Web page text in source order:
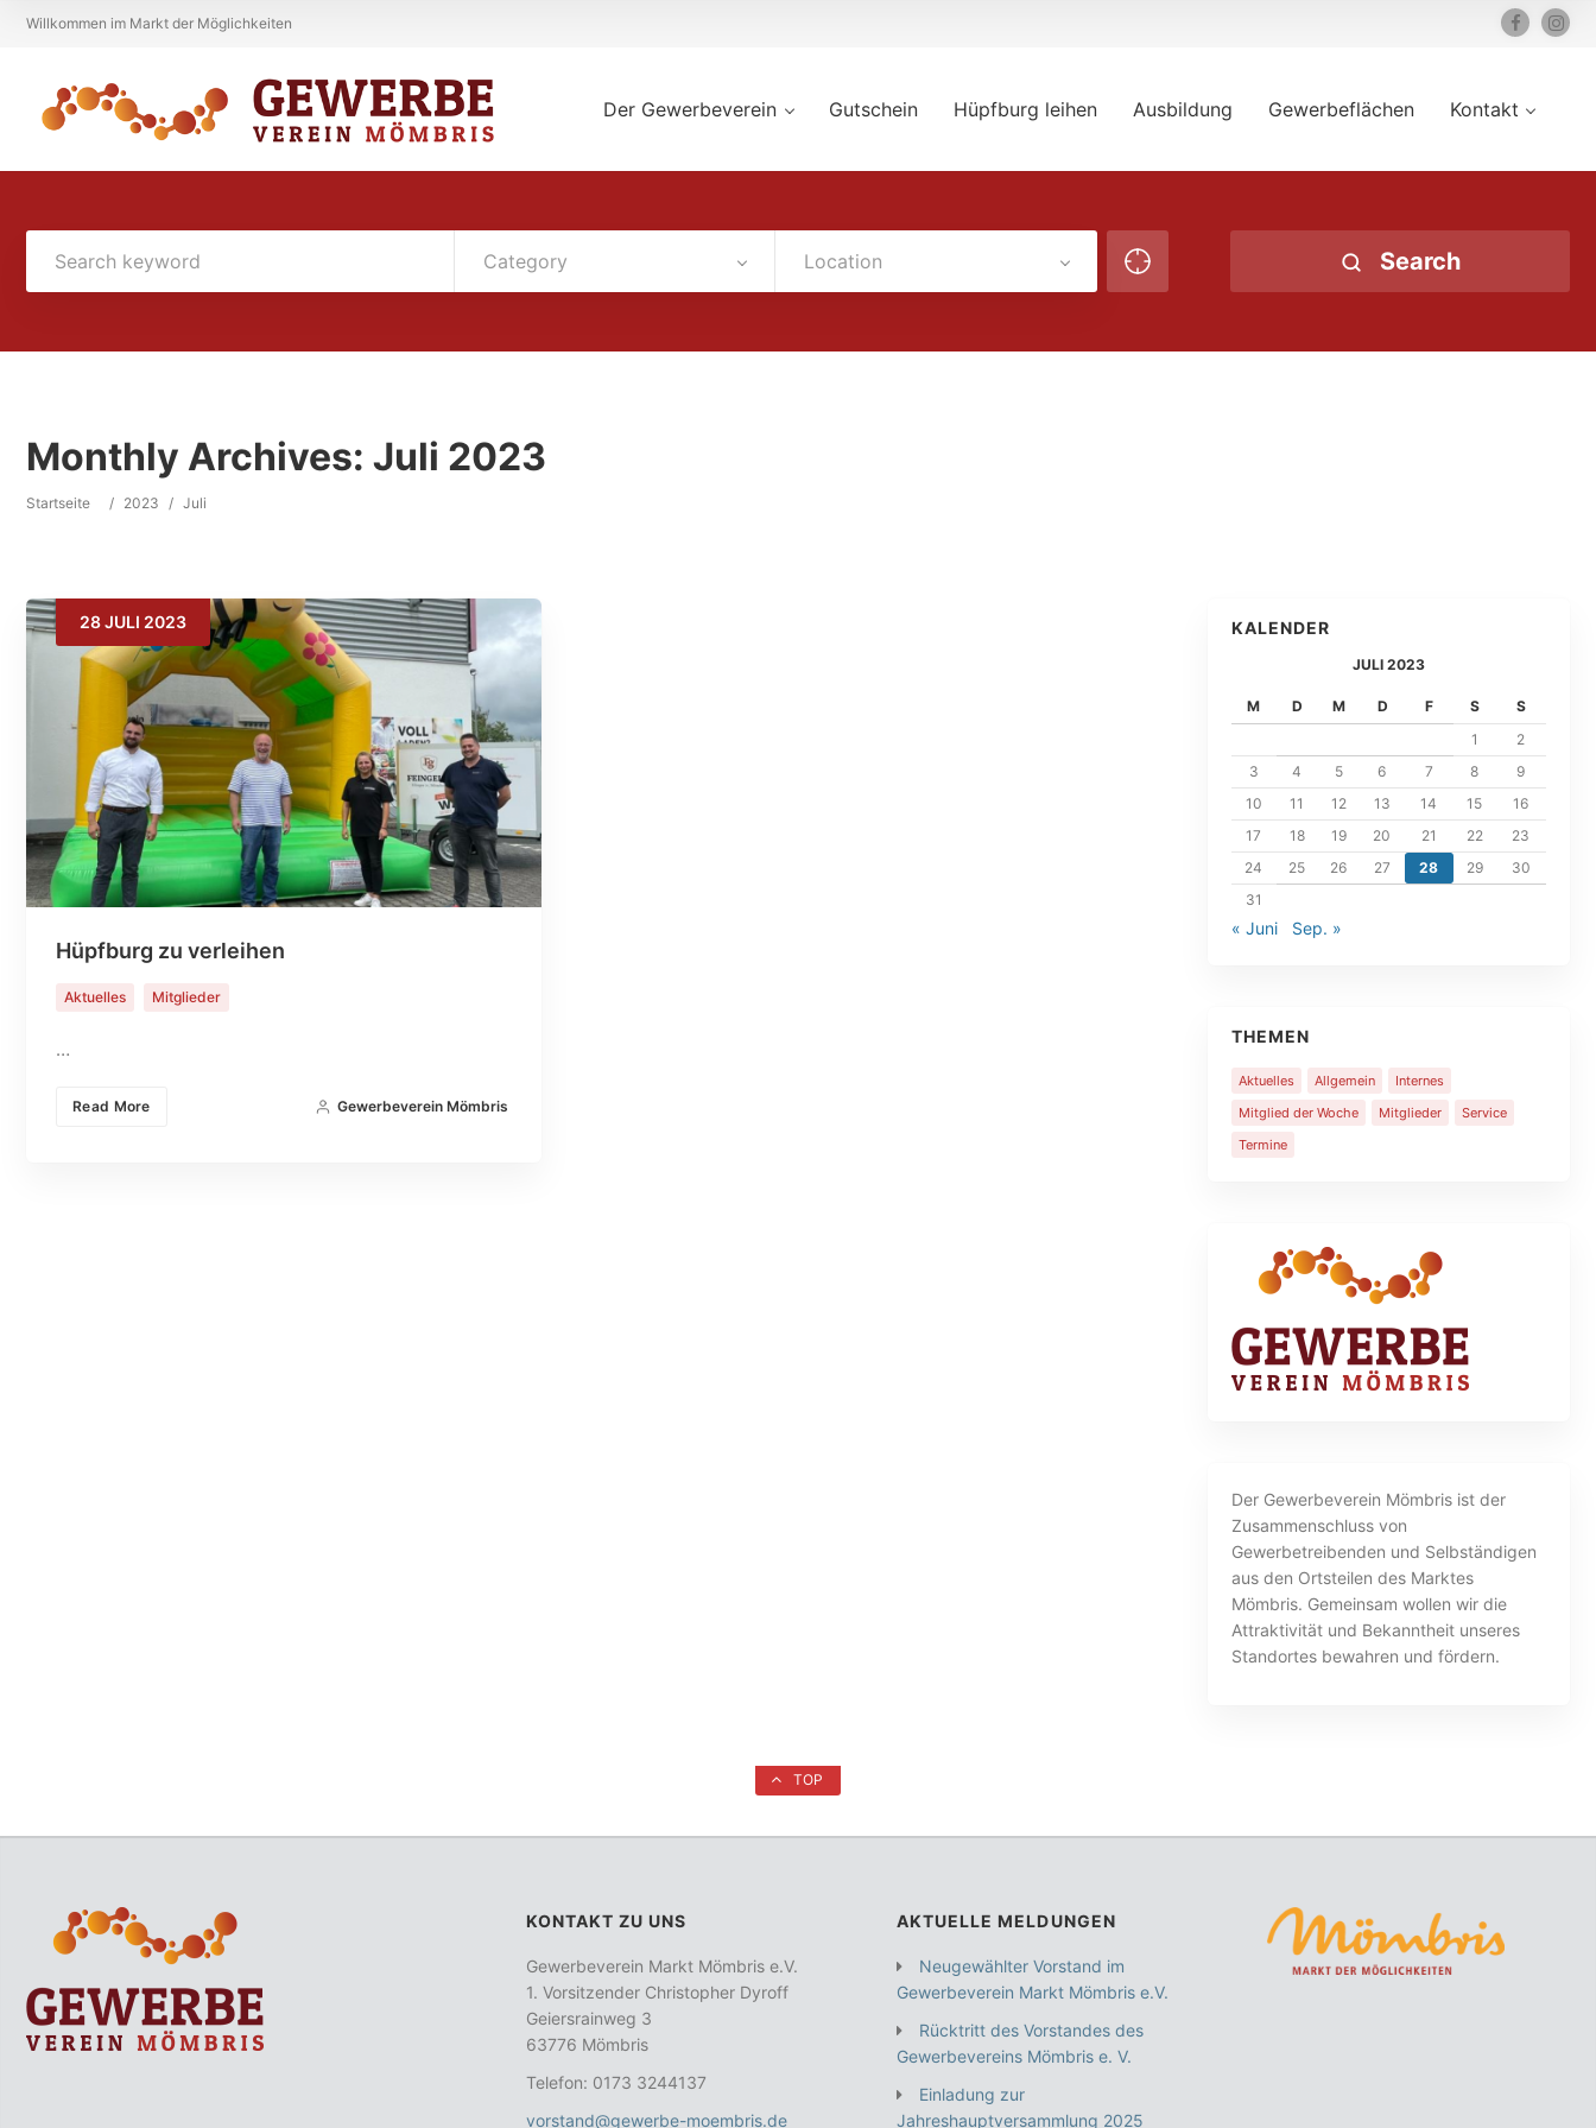
Willkommen im Markt der Möglichkeiten
Der Gewerbeverein Gutschein Hüpfburg leihen Ausbildung Gewerbeflächen Kontakt
Category Location Search
Monthly Archives: Juli 2023
Startseite / 2023 / Juli
28JULI 2023
Hüpfburg zu verleihen
Aktuelles Mitglieder
…
Read More Gewerbeverein Mömbris
KALENDER
JULI 2023
M D M D F S
S
1
2
3
4 5 6 7 8
9
10
11 12 13 14 15
16
17
18 19 20 21 22
23
24
25 26 27 28 29
30
31
« Juni Sep. »
THEMEN
Aktuelles Allgemein
Internes
Mitglied der Woche
Mitglieder
Service
Termine
Der Gewerbeverein Mömbris ist der
Zusammenschluss von
Gewerbetreibenden und Selbständigen
aus den Ortsteilen des Marktes
Mömbris. Gemeinsam wollen wir die
Attraktivität und Bekanntheit unseres
Standortes bewahren und fördern.
TOP
KONTAKT ZU UNS
Gewerbeverein Markt Mömbris e.V.
1. Vorsitzender Christopher Dyroff
Geiersrainweg 3
63776 Mömbris
Telefon: 0173 3244137
vorstand@gewerbe-moembris.de
AKTUELLE MELDUNGEN
Neugewählter Vorstand im
Gewerbeverein Markt Mömbris e.V.
Rücktritt des Vorstandes des
Gewerbevereins Mömbris e. V.
Einladung zur
Jahreshauptversammlung 2025